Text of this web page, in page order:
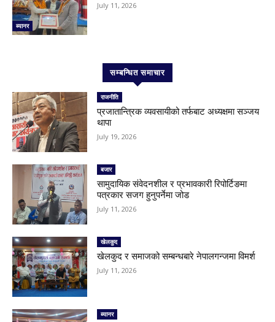
ब्यानर
July 11, 2026
सम्बन्धित समाचार
राजनीति
प्रजातान्त्रिक व्यवसायीको तर्फबाट अध्यक्षमा सञ्जय
थापा
July 19, 2026
बजार
सामुदायिक संवेदनशील र प्रभावकारी रिपोर्टिङमा
पत्रकार सजग हुनुपर्नेमा जोड
July 11, 2026
खेलकुद
खेलकुद र समाजको सम्बन्धबारे नेपालगन्जमा विमर्श
July 11, 2026
ब्यानर